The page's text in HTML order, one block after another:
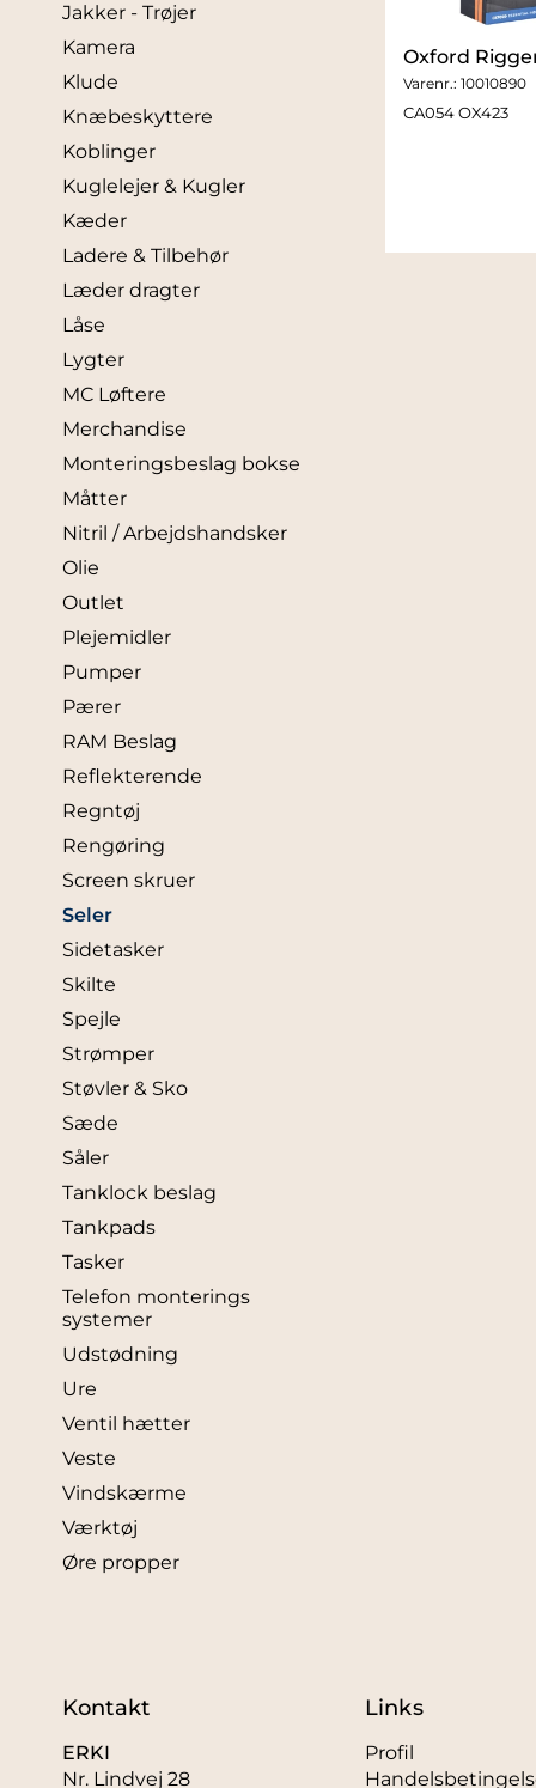
Jakker - Trøjer
Kamera
Klude
Knæbeskyttere
Koblinger
Kuglelejer & Kugler
Kæder
Ladere & Tilbehør
Læder dragter
Låse
Lygter
MC Løftere
Merchandise
Monteringsbeslag bokse
Måtter
Nitril / Arbejdshandsker
Olie
Outlet
Plejemidler
Pumper
Pærer
RAM Beslag
Reflekterende
Regntøj
Rengøring
Screen skruer
Seler
Sidetasker
Skilte
Spejle
Strømper
Støvler & Sko
Sæde
Såler
Tanklock beslag
Tankpads
Tasker
Telefon monterings
systemer
Udstødning
Ure
Ventil hætter
Veste
Vindskærme
Værktøj
Øre propper
Oxford
Varenr.: 10010890
CA054 OX423
Kontakt
ERKI
Nr. Lindvej 28
Links
Profil